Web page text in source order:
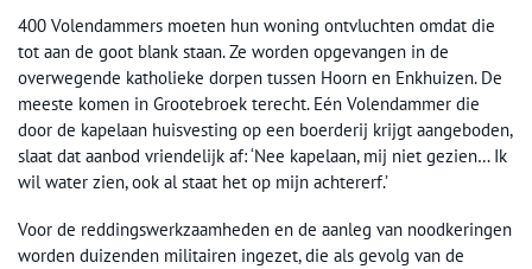
400 Volendammers moeten hun woning ontvluchten omdat die
tot aan de goot blank staan. Ze worden opgevangen in de
overwegende katholieke dorpen tussen Hoorn en Enkhuizen. De
meeste komen in Grootebroek terecht. Eén Volendammer die
door de kapelaan huisvesting op een boerderij krijgt aangeboden,
slaat dat aanbod vriendelijk af: ‘Nee kapelaan, mij niet gezien… Ik
wil water zien, ook al staat het op mijn achtererf.’
Voor de reddingswerkzaamheden en de aanleg van noodkeringen
worden duizenden militairen ingezet, die als gevolg van de